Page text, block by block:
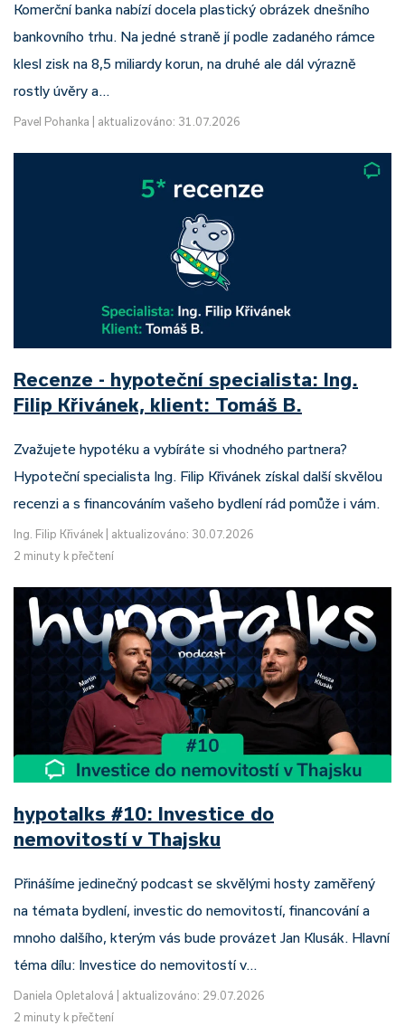
Komerční banka nabízí docela plastický obrázek dnešního
bankovního trhu. Na jedné straně jí podle zadaného rámce
klesl zisk na 8,5 miliardy korun, na druhé ale dál výrazně
rostly úvěry a…
Pavel Pohanka aktualizováno: 31.07.2026
Recenze - hypoteční specialista: Ing.
Filip Křivánek, klient: Tomáš B.
Zvažujete hypotéku a vybíráte si vhodného partnera?
Hypoteční specialista Ing. Filip Křivánek získal další skvělou
recenzi a s financováním vašeho bydlení rád pomůže i vám.
Ing. Filip Křivánek
aktualizováno: 30.07.2026
2 minuty k přečtení
hypotalks #10: Investice do
nemovitostí v Thajsku
Přinášíme jedinečný podcast se skvělými hosty zaměřený
na témata bydlení, investic do nemovitostí, financování a
mnoho dalšího, kterým vás bude provázet Jan Klusák. Hlavní
téma dílu: Investice do nemovitostí v…
Daniela Opletalová
aktualizováno: 29.07.2026
2 minuty k přečtení